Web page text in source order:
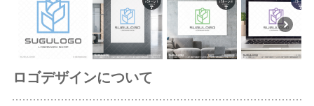
ロゴデザインについて